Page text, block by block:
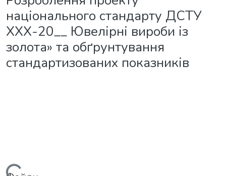
національного стандарту ДСТУ
ХХХ-20__ Ювелірні вироби із
золота» та обґрунтування
стандартизованих показників